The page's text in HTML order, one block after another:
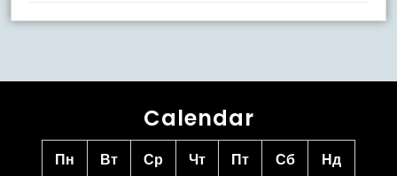
Calendar
Пн Вт Ср Чт Пт Сб
Нд